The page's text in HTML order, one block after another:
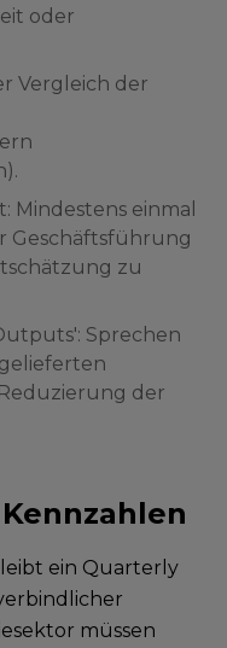
oder
Vergleich der
Mindestens einmal
Geschäftsführung
zu
Sprechen
der
ein Quarterly
müssen